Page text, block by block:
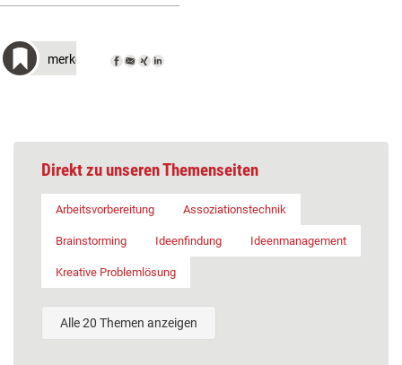
merken
Direkt zu unseren Themenseiten
Arbeitsvorbereitung Assoziationstechnik
Brainstorming Ideenfindung Ideenmanagement
Kreative Problemlösung
Alle 20 Themen anzeigen